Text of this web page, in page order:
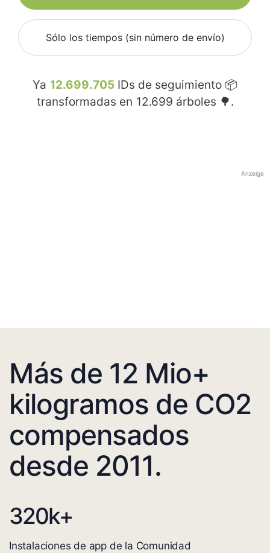
Sólo los tiempos (sin número de envío)
Ya 12.699.705 IDs de seguimiento 📦
transformadas en 12.699 árboles 🌳.
Anzeige
Más de 12 Mio+
kilogramos de CO2
compensados
desde 2011.
320k+
Instalaciones de app de la Comunidad